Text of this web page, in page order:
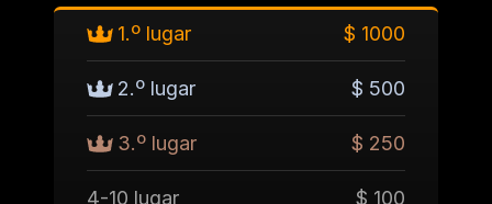
1.º lugar $ 1000
2.º lugar $ 500
3.º lugar $ 250
4-10 lugar $ 100